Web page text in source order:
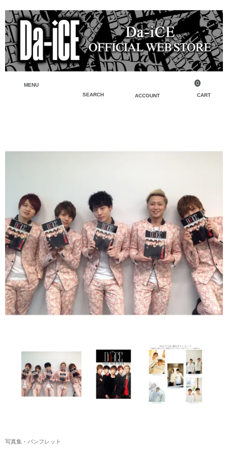
MENU
SEARCH
ACCOUNT CART
0
バッグ・ポーチ
キーホルダー・チャーム
アクリルスタンド・アクセサリー・帽子
缶バッジ・ステッカー
生活雑貨・菓子・ゲーム
工藤大輝グッズ
花村想太｜Natural Lag(ナチュラルラグ)グッズ
和田颯｜Wagic Hour Worksグッズ
写真集・パンフレット